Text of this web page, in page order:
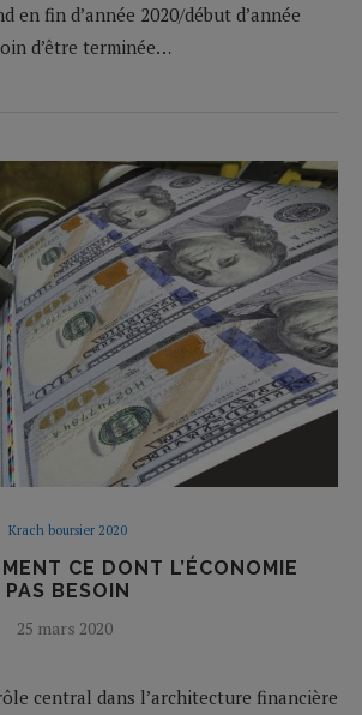
en fin d’année 2020/début d’année
d’être terminée…
Krach boursier 2020
CE DONT L’ÉCONOMIE
BESOIN
25 mars 2020
central dans l’architecture financière